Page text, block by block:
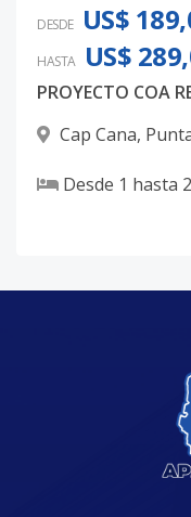
DESDE US$
HASTA US$
PROYECTO COA
Cap Cana,
Desde 1 hasta 2